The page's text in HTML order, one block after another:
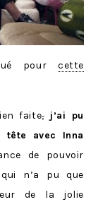
pour cette
faite, j’ai pu
tête avec Inna
de pouvoir
n’a pu que
de la jolie